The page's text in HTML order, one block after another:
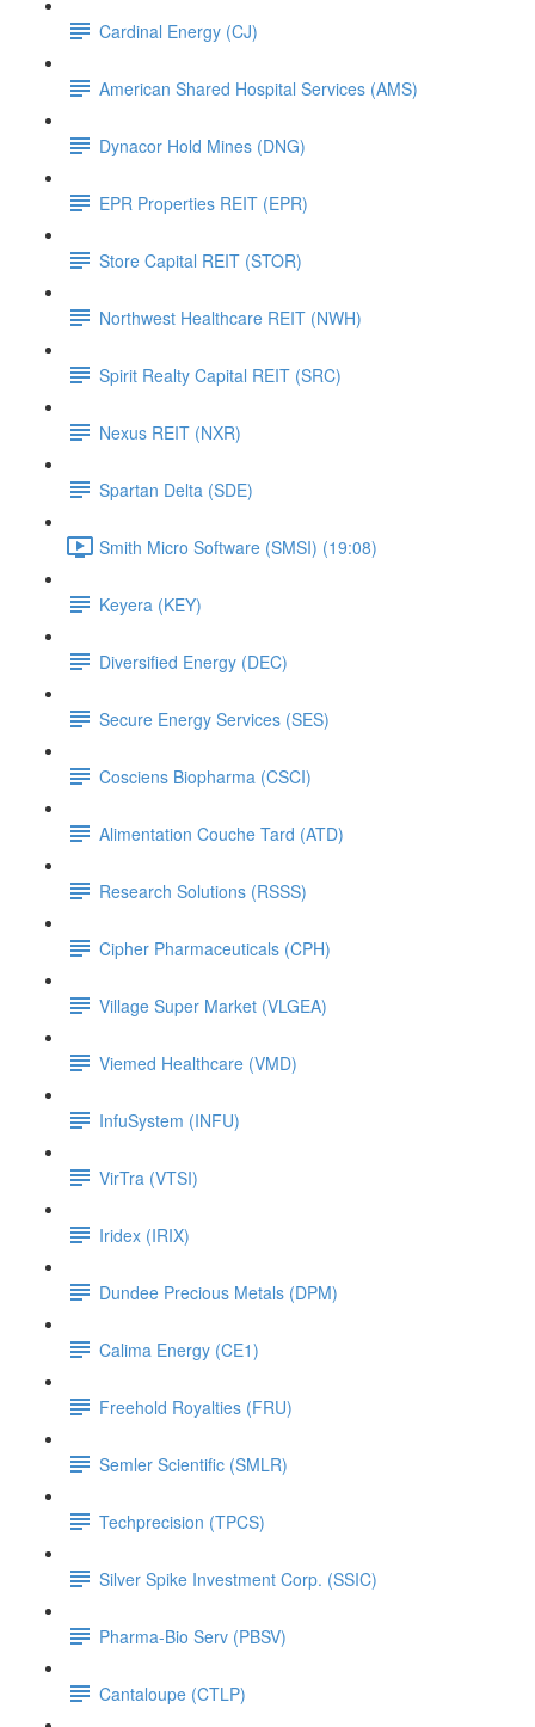
Cardinal Energy (CJ)
American Shared Hospital Services (AMS)
Dynacor Hold Mines (DNG)
EPR Properties REIT (EPR)
Store Capital REIT (STOR)
Northwest Healthcare REIT (NWH)
Spirit Realty Capital REIT (SRC)
Nexus REIT (NXR)
Spartan Delta (SDE)
Smith Micro Software (SMSI) (19:08)
Keyera (KEY)
Diversified Energy (DEC)
Secure Energy Services (SES)
Cosciens Biopharma (CSCI)
Alimentation Couche Tard (ATD)
Research Solutions (RSSS)
Cipher Pharmaceuticals (CPH)
Village Super Market (VLGEA)
Viemed Healthcare (VMD)
InfuSystem (INFU)
VirTra (VTSI)
Iridex (IRIX)
Dundee Precious Metals (DPM)
Calima Energy (CE1)
Freehold Royalties (FRU)
Semler Scientific (SMLR)
Techprecision (TPCS)
Silver Spike Investment Corp. (SSIC)
Pharma-Bio Serv (PBSV)
Cantaloupe (CTLP)